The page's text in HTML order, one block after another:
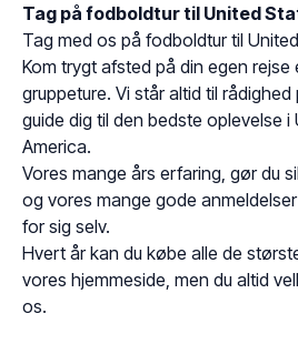
Tag på fodboldtur til United
Tag med os på fodboldtur til
Kom trygt afsted på din egen rejse
gruppeture. Vi står altid til rådighed
guide dig til den bedste oplevelse i
America.
Vores mange års erfaring, gør du
og vores mange gode anmeldelser
for sig selv.
Hvert år kan du købe alle de
vores hjemmeside, men du altid
os.